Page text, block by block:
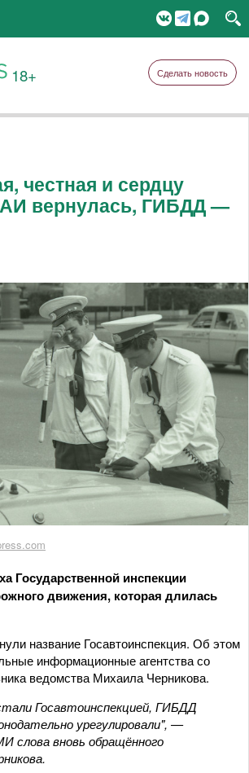
18+ Сделать новость
честная и сердцу
вернулась, ГИБДД —
Государственной инспекции
движения, которая длилась
название Госавтоинспекция. Об этом
информационные агентства со
ведомства Михаила Черникова.
Госавтоинспекцией, ГИБДД
урегулировали", —
слова вновь обращённого